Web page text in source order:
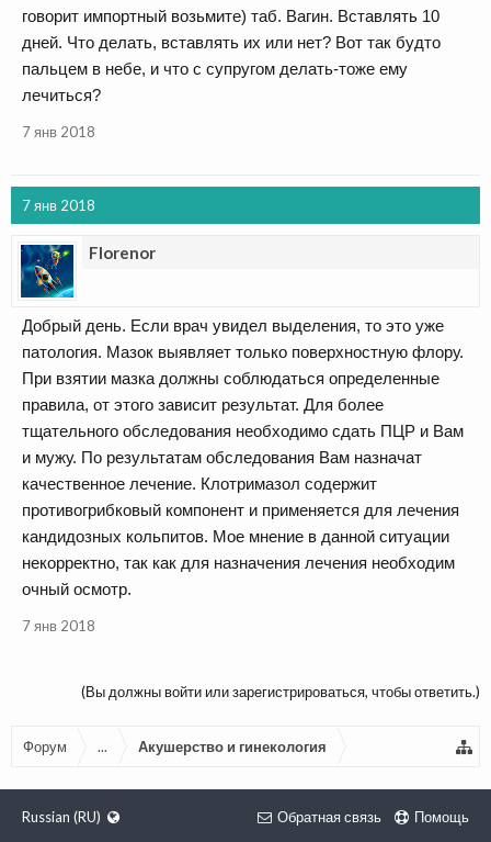
говорит импортный возьмите) таб. Вагин. Вставлять 10
дней. Что делать, вставлять их или нет? Вот так будто
пальцем в небе, и что с супругом делать-тоже ему
лечиться?
7 янв 2018
7 янв 2018
Florenor
Добрый день. Если врач увидел выделения, то это уже
патология. Мазок выявляет только поверхностную флору.
При взятии мазка должны соблюдаться определенные
правила, от этого зависит результат. Для более
тщательного обследования необходимо сдать ПЦР и Вам
и мужу. По результатам обследования Вам назначат
качественное лечение. Клотримазол содержит
противогрибковый компонент и применяется для лечения
кандидозных кольпитов. Мое мнение в данной ситуации
некорректно, так как для назначения лечения необходим
очный осмотр.
7 янв 2018
(Вы должны войти или зарегистрироваться, чтобы ответить.)
Форум ... Акушерство и гинекология
Russian (RU) Обратная связь Помощь